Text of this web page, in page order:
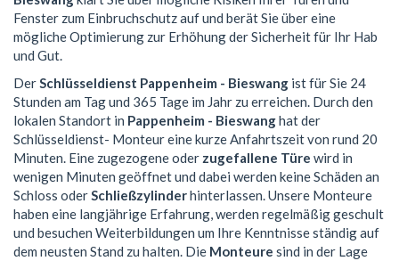
Fenster zum Einbruchschutz auf und berät Sie über eine
mögliche Optimierung zur Erhöhung der Sicherheit für Ihr Hab
und Gut.
DerSchlüsseldienst Pappenheim - Bieswang ist für Sie 24
Stunden am Tag und 365 Tage im Jahr zu erreichen. Durch den
lokalen Standort in Pappenheim - Bieswanghat der
Schlüsseldienst- Monteur eine kurze Anfahrtszeit von rund 20
Minuten. Eine zugezogene oder zugefallene Türe wird in
wenigen Minuten geöffnet und dabei werden keine Schäden an
Schloss oderSchließzylinderhinterlassen. Unsere Monteure
haben eine langjährige Erfahrung, werden regelmäßig geschult
und besuchen Weiterbildungen um Ihre Kenntnisse ständig auf
dem neusten Stand zu halten. Die Monteure sind in der Lage